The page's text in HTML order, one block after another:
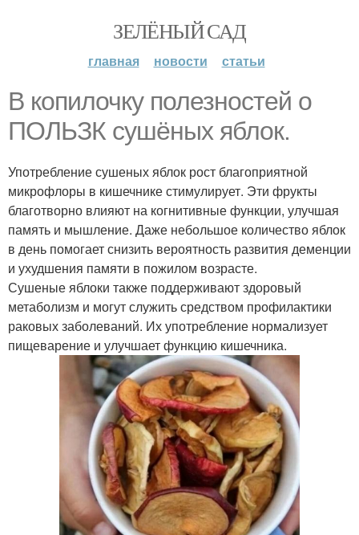
ЗЕЛЁНЫЙ САД
главная новости статьи
В копилочку полезностей о
ПОЛЬЗК сушёных яблок.
Употребление сушеных яблок рост благоприятной
микрофлоры в кишечнике стимулирует. Эти фрукты
благотворно влияют на когнитивные функции, улучшая
память и мышление. Даже небольшое количество яблок
в день помогает снизить вероятность развития деменции
и ухудшения памяти в пожилом возрасте.
Сушеные яблоки также поддерживают здоровый
метаболизм и могут служить средством профилактики
раковых заболеваний. Их употребление нормализует
пищеварение и улучшает функцию кишечника.